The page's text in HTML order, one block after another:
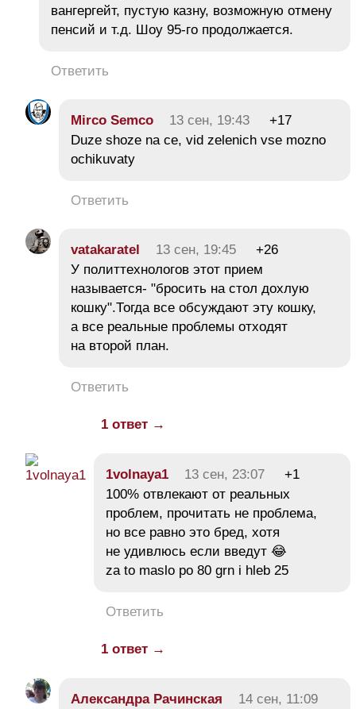
вангергейт, пустую казну, возможную отмену
пенсий и т.д. Шоу 95-го продолжается.
Ответить
Mirco Semco 13 сен, 19:43
+17
Duze shoze na ce, vid zelenich vse mozno
ochikuvaty
Ответить
vatakaratel 13 сен, 19:45
+26
У политтехнологов этот прием
называется- "бросить на стол дохлую
кошку".Тогда все обсуждают эту кошку,
а все реальные проблемы отходят
на второй план.
Ответить
1 ответ →
1volnaya1 13 сен, 23:07
+1
100% отвлекают от реальных
проблем, прочитать не проблема,
но все равно это бред, хотя
не удивлюсь если введут 😂
za to maslo po 80 grn i hleb 25
Ответить
1 ответ →
Александра Рачинская 14 сен, 11:09